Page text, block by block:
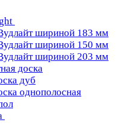
шириной 183 мм
шириной 150 мм
шириной 203 мм
доска
дуб
однополосная